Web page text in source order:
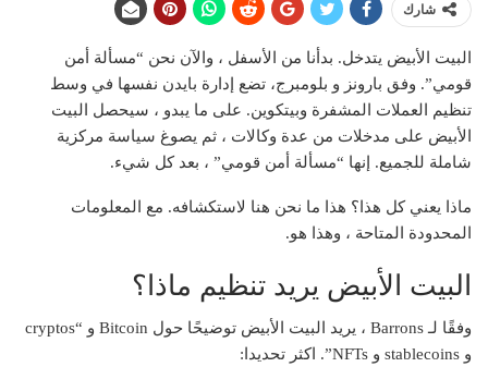
شارك
البيت الأبيض يتدخل. بدأنا من الأسفل ، والآن نحن “مسألة أمن
قومي”. وفق بارونز و بلومبرج، تضع إدارة بايدن نفسها في وسط
تنظيم العملات المشفرة وبيتكوين. على ما يبدو ، سيحصل البيت
الأبيض على مدخلات من عدة وكالات ، ثم يصوغ سياسة مركزية
شاملة للجميع. إنها “مسألة أمن قومي” ، بعد كل شيء.
ماذا يعني كل هذا؟ هذا ما نحن هنا لاستكشافه. مع المعلومات
المحدودة المتاحة ، وهذا هو.
البيت الأبيض يريد تنظيم ماذا؟
وفقًا لـ Barrons ، يريد البيت الأبيض توضيحًا حول Bitcoin و “cryptos
و stablecoins و NFTs”. اكثر تحديدا: